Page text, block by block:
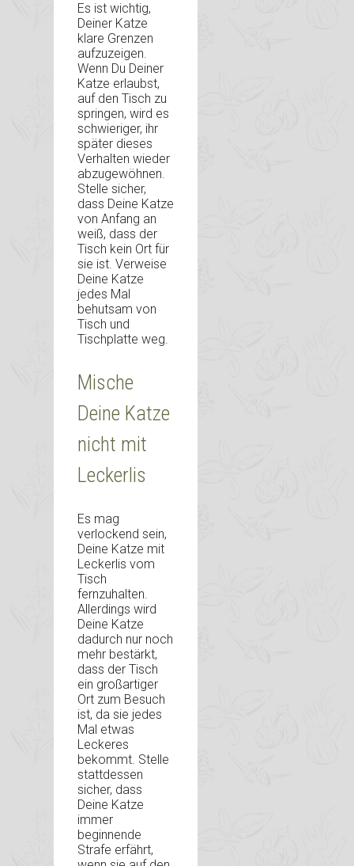
Es ist wichtig,
Deiner Katze
klare Grenzen
aufzuzeigen.
Wenn Du Deiner
Katze erlaubst,
auf den Tisch zu
springen, wird es
schwieriger, ihr
später dieses
Verhalten wieder
abzugewöhnen.
Stelle sicher,
dass Deine Katze
von Anfang an
weiß, dass der
Tisch kein Ort für
sie ist. Verweise
Deine Katze
jedes Mal
behutsam von
Tisch und
Tischplatte weg.
Mische
Deine Katze
nicht mit
Leckerlis
Es mag
verlockend sein,
Deine Katze mit
Leckerlis vom
Tisch
fernzuhalten.
Allerdings wird
Deine Katze
dadurch nur noch
mehr bestärkt,
dass der Tisch
ein großartiger
Ort zum Besuch
ist, da sie jedes
Mal etwas
Leckeres
bekommt. Stelle
stattdessen
sicher, dass
Deine Katze
immer
beginnende
Strafe erfährt,